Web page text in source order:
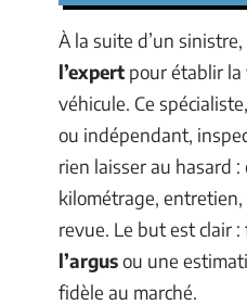
À la suite d’un sinistre,
l’expert pour établir
véhicule. Ce
ou indépendant,
rien laisser au hasard
kilométrage,
revue. Le but est clair
l’argusou une
fidèle au marché.